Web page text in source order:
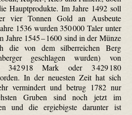
Hauptprodukte. Im Jahre 1492 soll
vier Tonnen Gold an Ausbeute
1536 wurden 350 000 Taler unter
Jahre 1545 – 1600 sind in der Münze
die von dem silberreichen Berg
geschlagen wurden) von
342 918 Mark oder 3 429 180
In der neuesten Zeit hat sich
vermindert und betrug 1782 nur
Gruben sind noch jetzt im
und die ergiebigste darunter ist